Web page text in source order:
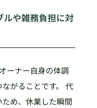
や雑務負担に対
ーナー自身の体調
がることです。 代
め、休業した瞬間